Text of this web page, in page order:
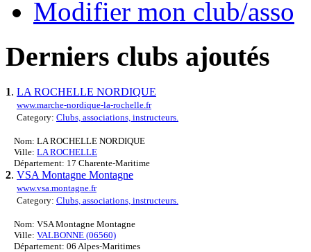
Modifier mon club/asso
Derniers clubs ajoutés
1. LA ROCHELLE NORDIQUE
www.marche-nordique-la-rochelle.fr
Category: Clubs, associations, instructeurs.
Nom: LA ROCHELLE NORDIQUE
Ville: LA ROCHELLE
Département: 17 Charente-Maritime
2. VSA Montagne Montagne
www.vsa.montagne.fr
Category: Clubs, associations, instructeurs.
Nom: VSA Montagne Montagne
Ville: VALBONNE (06560)
Département: 06 Alpes-Maritimes